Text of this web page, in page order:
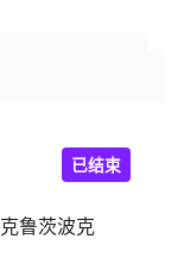
克鲁茨波克
已结束